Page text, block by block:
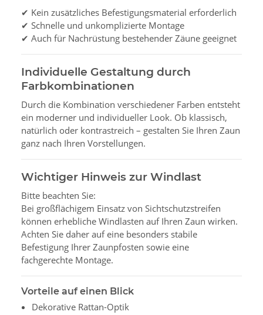
✔ Kein zusätzliches Befestigungsmaterial erforderlich
✔ Schnelle und unkomplizierte Montage
✔ Auch für Nachrüstung bestehender Zäune geeignet
Individuelle Gestaltung durch
Farbkombinationen
Durch die Kombination verschiedener Farben entsteht
ein moderner und individueller Look. Ob klassisch,
natürlich oder kontrastreich – gestalten Sie Ihren Zaun
ganz nach Ihren Vorstellungen.
Wichtiger Hinweis zur Windlast
Bitte beachten Sie:
Bei großflächigem Einsatz von Sichtschutzstreifen
können erhebliche Windlasten auf Ihren Zaun wirken.
Achten Sie daher auf eine besonders stabile
Befestigung Ihrer Zaunpfosten sowie eine
fachgerechte Montage.
Vorteile auf einen Blick
Dekorative Rattan-Optik